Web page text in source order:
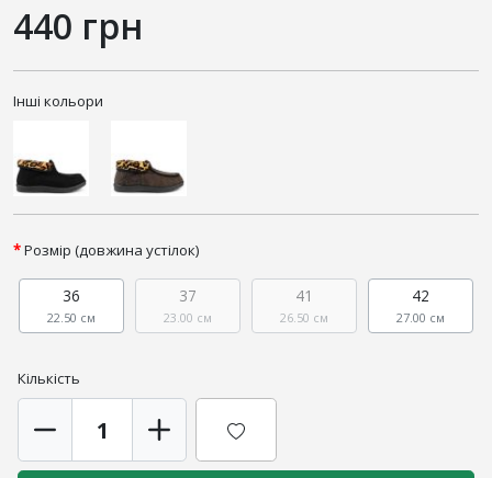
440 грн
Інші кольори
Розмір (довжина устілок)
36
22.50 см
37
23.00 см
41
26.50 см
42
27.00 см
Кількість